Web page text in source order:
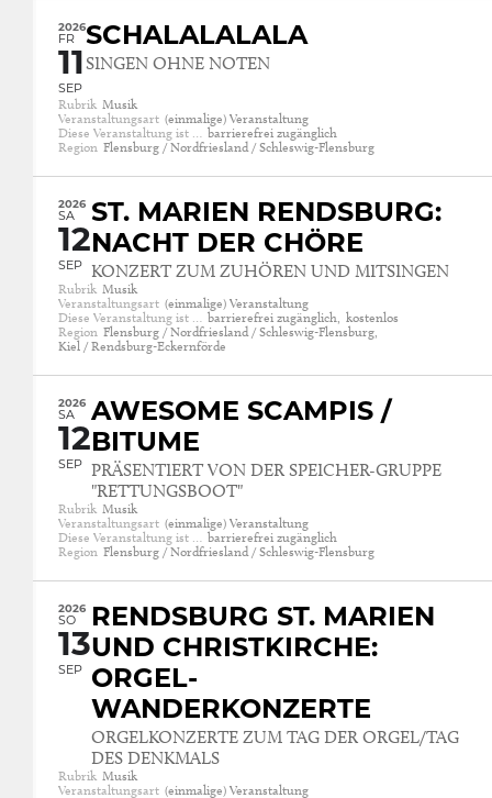
2026
FR
11
SEP
SCHALALALALA
SINGEN OHNE NOTEN
Rubrik Musik
Veranstaltungsart (einmalige) Veranstaltung
Diese Veranstaltung ist … barrierefrei zugänglich
Region Flensburg / Nordfriesland / Schleswig-Flensburg
2026
SA
12
SEP
ST. MARIEN RENDSBURG:
NACHT DER CHÖRE
KONZERT ZUM ZUHÖREN UND MITSINGEN
Rubrik Musik
Veranstaltungsart (einmalige) Veranstaltung
Diese Veranstaltung ist … barrierefrei zugänglich, kostenlos
Region Flensburg / Nordfriesland / Schleswig-Flensburg,
Kiel / Rendsburg-Eckernförde
2026
SA
12
SEP
AWESOME SCAMPIS /
BITUME
PRÄSENTIERT VON DER SPEICHER-GRUPPE
"RETTUNGSBOOT"
Rubrik Musik
Veranstaltungsart (einmalige) Veranstaltung
Diese Veranstaltung ist … barrierefrei zugänglich
Region Flensburg / Nordfriesland / Schleswig-Flensburg
2026
SO
13
SEP
RENDSBURG ST. MARIEN
UND CHRISTKIRCHE:
ORGEL-
WANDERKONZERTE
ORGELKONZERTE ZUM TAG DER ORGEL/TAG
DES DENKMALS
Rubrik Musik
Veranstaltungsart (einmalige) Veranstaltung